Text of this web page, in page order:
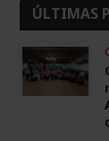
ÚLTIMAS